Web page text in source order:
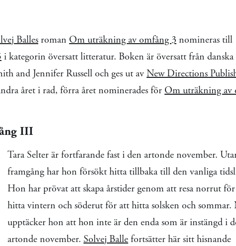
Balles roman Om uträkning av omfång 3 nomineras till
i kategorin översatt litteratur. Boken är översatt från
and Jennifer Russell och ges ut avNew Directions
året i rad, förra året nominerades för Om uträkning av
III
Tara Selter är fortfarande fast i den artonde november.
framgång har hon försökt hitta tillbaka till den vanliga
Hon har prövat att skapa årstider genom att resa norrut
hitta vintern och söderut för att hitta solsken och sommar.
upptäcker hon att hon inte är den enda som är instängd i
artonde november. Solvej Balle fortsätter här sitt hisnande